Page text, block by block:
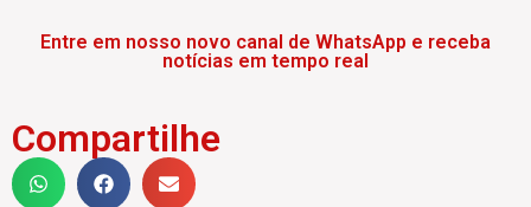
Entre em nosso novo canal de WhatsApp e receba
notícias em tempo real
Compartilhe